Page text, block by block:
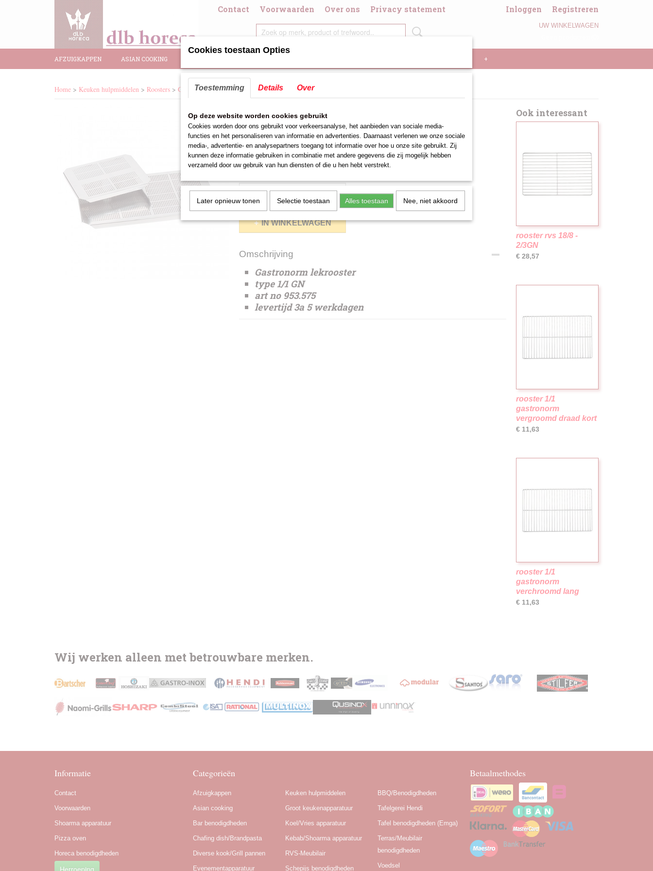
Contact Voorwaarden Over ons Privacy statement Inloggen Registreren
UW WINKELWAGEN
AFZUIGKAPPEN ASIAN COOKING +
Home > Keuken hulpmiddelen > Roosters > Gastronorm lekrooster rvs 18/8 1/1GN
Gastronorm lekrooster rvs 18/8
1/1GN
€ 18,54 (exclusief btw 21%)
IN WINKELWAGEN
Omschrijving
Gastronorm lekrooster
type 1/1 GN
art no 953.575
levertijd 3a 5 werkdagen
Ook interessant
rooster rvs 18/8 -
2/3GN
€ 28,57
rooster 1/1
gastronorm
vergroomd draad kort
€ 11,63
rooster 1/1
gastronorm
verchroomd lang
€ 11,63
Wij werken alleen met betrouwbare merken.
Informatie
Contact
Voorwaarden
Shoarma apparatuur
Pizza oven
Horeca benodigdheden
Herroeping
Categorieën
Afzuigkappen
Asian cooking
Bar benodigdheden
Chafing dish/Brandpasta
Diverse kook/Grill pannen
Evenementapparatuur
Keuken hulpmiddelen
Groot keukenapparatuur
Koel/Vries apparatuur
Kebab/Shoarma apparatuur
RVS-Meubilair
Schepijs benodigdheden
BBQ/Benodigdheden
Tafelgerei Hendi
Tafel benodigdheden (Emga)
Terras/Meubilair
benodigdheden
Voedsel
Betaalmethodes
Cookies toestaan Opties
Toestemming Details Over
Op deze website worden cookies gebruikt
Cookies worden door ons gebruikt voor verkeersanalyse, het aanbieden van sociale media-
functies en het personaliseren van informatie en advertenties. Daarnaast verlenen we onze sociale
media-, advertentie- en analysepartners toegang tot informatie over hoe u onze site gebruikt. Zij
kunnen deze informatie gebruiken in combinatie met andere gegevens die zij mogelijk hebben
verzameld door uw gebruik van hun diensten of die u hen hebt verstrekt.
Later opnieuw tonen Selectie toestaan Alles toestaan Nee, niet akkoord